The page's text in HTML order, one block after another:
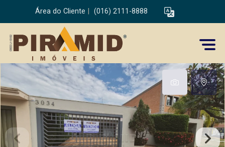
Área do Cliente (016) 2111-8888